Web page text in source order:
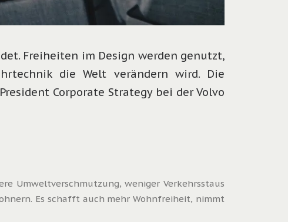
Freiheiten im Design werden genutzt,
die Welt verändern wird. Die
Corporate Strategy bei der Volvo
Umweltverschmutzung, weniger Verkehrsstaus
Es schafft auch mehr Wohnfreiheit, nimmt